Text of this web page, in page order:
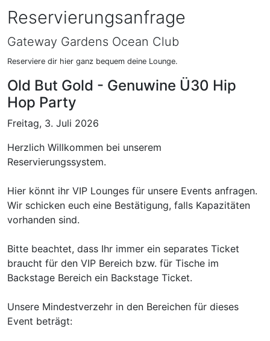
Reservierungsanfrage
Gateway Gardens Ocean Club
Reserviere dir hier ganz bequem deine Lounge.
Old But Gold - Genuwine Ü30 Hip
Hop Party
Freitag, 3. Juli 2026
Herzlich Willkommen bei unserem
Reservierungssystem.
Hier könnt ihr VIP Lounges für unsere Events anfragen.
Wir schicken euch eine Bestätigung, falls Kapazitäten
vorhanden sind.
Bitte beachtet, dass Ihr immer ein separates Ticket
braucht für den VIP Bereich bzw. für Tische im
Backstage Bereich ein Backstage Ticket.
Unsere Mindestverzehr in den Bereichen für dieses
Event beträgt: